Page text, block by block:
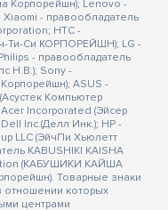
Корпорейшн); Lenovo -
- правообладатель
HTC -
Ти-Си КОРПОРЕЙШН); LG -
- правообладатель
Н.В.); Sony -
ASUS -
Компьютер
Incorporated (Эйсер
Inc.(Делл Инк.); HP -
LLC (ЭйчПи Хьюлетт
KABUSHIKI KAISHA
(КАБУШИКИ КАЙША
Товарные знаки
отношении которых
центрами